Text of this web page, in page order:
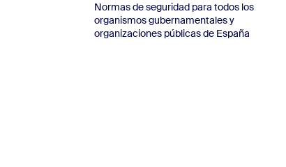
Normas de seguridad para todos los
organismos gubernamentales y
organizaciones públicas de España